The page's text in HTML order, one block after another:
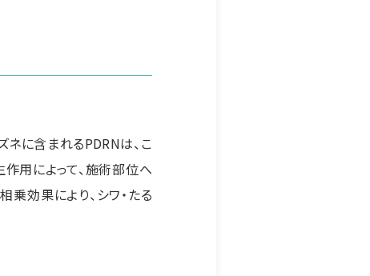
に含まれるPDRNは、こ
用によって、施術部位へ
効果により、シワ・たる